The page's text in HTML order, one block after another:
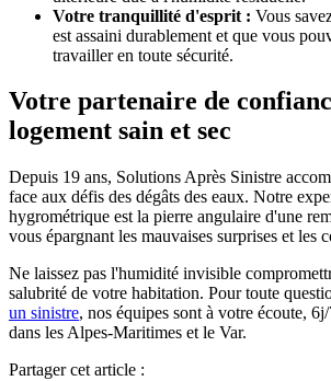
Votre tranquillité d'esprit : Vous
est assaini durablement et que vous
travailler en toute sécurité.
Votre partenaire de
logement sain et sec
Depuis 19 ans, Solutions Après Sinistre
face aux défis des dégâts des eaux. Notre
hygrométrique est la pierre angulaire d'une
vous épargnant les mauvaises surprises et les
Ne laissez pas l'humidité invisible
salubrité de votre habitation. Pour toute
un sinistre, nos équipes sont à votre écoute,
dans les Alpes-Maritimes et le Var.
Partager cet article :